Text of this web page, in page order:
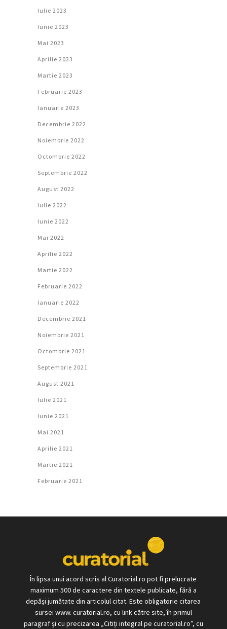
Iulie 2023
Iunie 2023
Mai 2023
Aprilie 2023
Martie 2023
Februarie 2023
Ianuarie 2023
Decembrie 2022
Noiembrie 2022
Octombrie 2022
Septembrie 2022
August 2022
Iulie 2022
Iunie 2022
Mai 2022
Aprilie 2022
Martie 2022
Februarie 2022
Ianuarie 2022
Decembrie 2021
Noiembrie 2021
Octombrie 2021
Septembrie 2021
August 2021
Iulie 2021
Iunie 2021
Mai 2021
Aprilie 2021
Martie 2021
Februarie 2021
În lipsa unui acord scris al Curatorial.ro pot fi prelucrate
maximum 500 de caractere din textele publicate, fără a
depăși jumătate din articolul citat. Este obligatorie citarea
sursei www. curatorial.ro, cu link către site, în primul
paragraf și cu precizarea „Citiți integral pe curatorial.ro”, cu